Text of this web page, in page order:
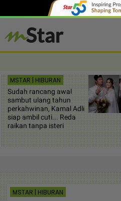
MSTAR | HIBURAN
Sudah rancang awal
sambut ulang tahun
perkahwinan, Kamal Adli
siap ambil cuti... Reda
raikan tanpa isteri
MSTAR | HIBURAN